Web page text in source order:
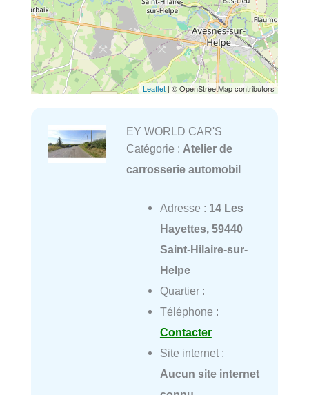
Leaflet | © OpenStreetMap contributors
EY WORLD CAR'S
Catégorie : Atelier de
carrosserie automobil
Adresse : 14 Les
Hayettes, 59440
Saint-Hilaire-sur-
Helpe
Quartier :
Téléphone :
Contacter
Site internet :
Aucun site internet